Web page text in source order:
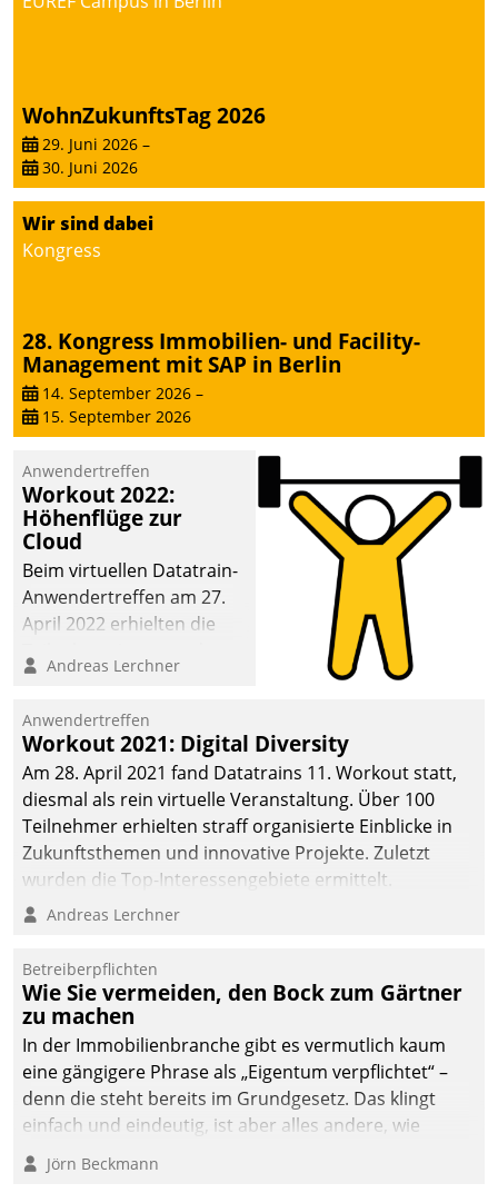
zeigte Datatrain, was es
WohnZukunftsTag 2026
29. Juni 2026 –
30. Juni 2026
Wir sind dabei
Kongress
28. Kongress Immobilien- und Facility-
Management mit SAP in Berlin
14. September 2026 –
15. September 2026
Anwendertreffen
Workout 2022:
Höhenflüge zur
Cloud
Beim virtuellen Datatrain-
Anwendertreffen am 27.
April 2022 erhielten die
Teilnehmer kurzweilige
Cloud-Strategien und -
Lösungen mit hohem
Zukunftspotenzial.
Andreas Lerchner
Anwendertreffen
Workout 2021: Digital Diversity
Am 28. April 2021 fand Datatrains 11. Workout statt,
diesmal als rein virtuelle Veranstaltung. Über 100
Teilnehmer erhielten straff organisierte Einblicke in
Zukunftsthemen und innovative Projekte. Zuletzt
wurden die Top-Interessengebiete ermittelt.
Andreas Lerchner
Betreiberpflichten
Wie Sie vermeiden, den Bock zum Gärtner
zu machen
In der Immobilienbranche gibt es vermutlich kaum
eine gängigere Phrase als „Eigentum verpflichtet“ –
denn die steht bereits im Grundgesetz. Das klingt
einfach und eindeutig, ist aber alles andere, wie
Branchenbeschäftigte wissen. Denn mit der
Verantwortung folgen Verpflichtungen.
Jörn Beckmann